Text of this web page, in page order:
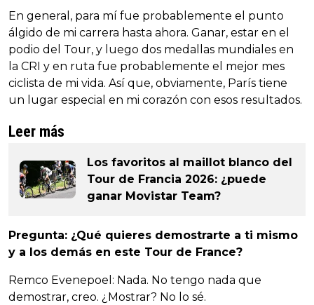
En general, para mí fue probablemente el punto
álgido de mi carrera hasta ahora. Ganar, estar en el
podio del Tour, y luego dos medallas mundiales en
la CRI y en ruta fue probablemente el mejor mes
ciclista de mi vida. Así que, obviamente, París tiene
un lugar especial en mi corazón con esos resultados.
Leer más
Los favoritos al maillot blanco del
Tour de Francia 2026: ¿puede
ganar Movistar Team?
Pregunta: ¿Qué quieres demostrarte a ti mismo
y a los demás en este Tour de France?
Remco Evenepoel: Nada. No tengo nada que
demostrar, creo. ¿Mostrar? No lo sé.